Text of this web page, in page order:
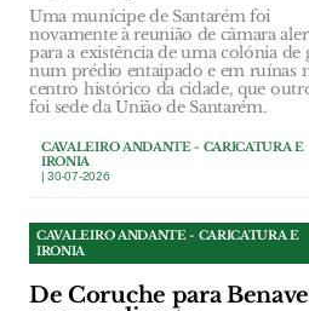
Uma munícipe de Santarém foi
novamente à reunião de câmara
para a existência de uma colónia de
num prédio entaipado e em ruínas
centro histórico da cidade, que
foi sede da União de Santarém.
CAVALEIRO ANDANTE - CARICATURA E
IRONIA
| 30-07-2026
CAVALEIRO ANDANTE - CARICATURA E
IRONIA
De Coruche para